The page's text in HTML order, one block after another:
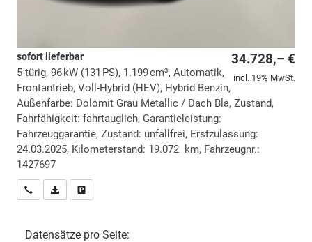
34.728,– €
incl. 19% MwSt.
sofort lieferbar
5-türig, 96 kW (131 PS), 1.199 cm³, Automatik,
Frontantrieb, Voll-Hybrid (HEV), Hybrid Benzin,
Außenfarbe: Dolomit Grau Metallic / Dach Bla, Zustand,
Fahrfähigkeit: fahrtauglich, Garantieleistung:
Fahrzeuggarantie, Zustand: unfallfrei, Erstzulassung:
24.03.2025, Kilometerstand: 19.072 km, Fahrzeugnr.:
1427697
Wir rufen Sie anPDF-Datei, Fahrzeugexposé drucken
Datensätze pro Seite: